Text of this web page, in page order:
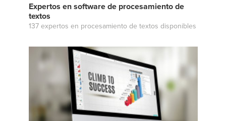
Expertos en software de procesamiento de
textos
137 expertos en procesamiento de textos disponibles